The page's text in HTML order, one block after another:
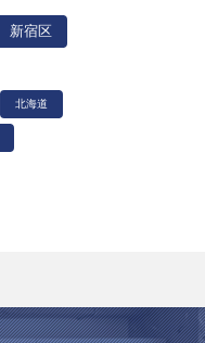
新宿区
北海道